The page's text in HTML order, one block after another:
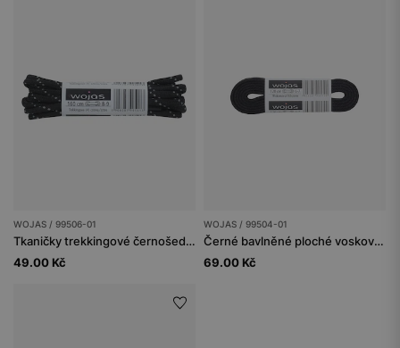
WOJAS / 99506-01
Tkaničky trekkingové černošedé 160 cm
49.00 Kč
WOJAS / 99504-01
Černé bavlněné ploché voskované tkaničky
69.00 Kč